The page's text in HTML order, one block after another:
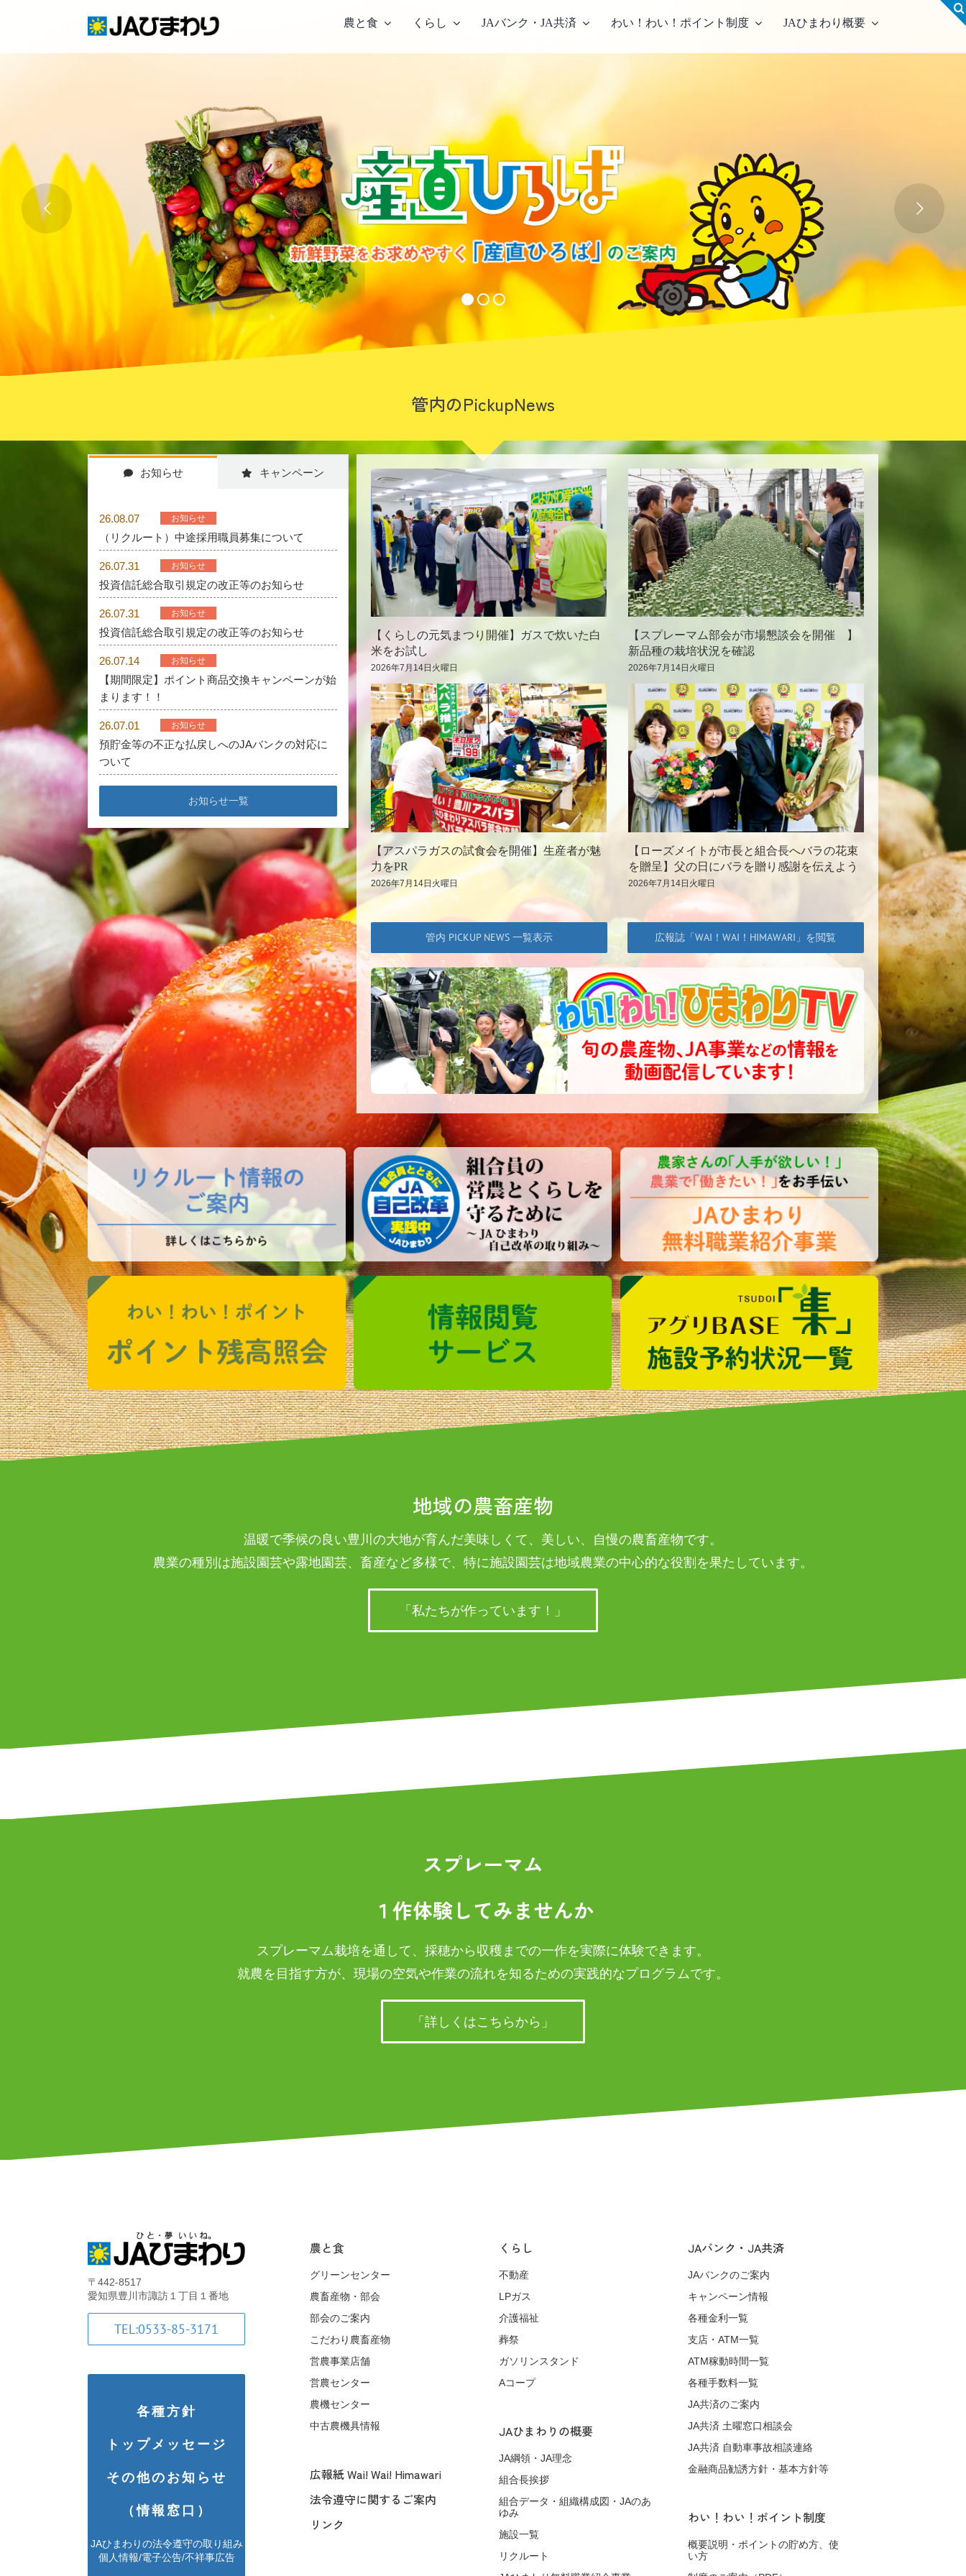
content
農と食
産直店舗のご案内
農産物直売事業とは
生産履歴WEBシステム
こだわり農畜産物 営農資材センター
営農センター
農機センター
中古農機具情報
くらし JAバンク・JA共済 わい！わい！ポイント制度 JAひまわり概要
管内のPickupNews
お知らせ キャンペーン
26.08.07 お知らせ
（リクルート）中途採用職員募集について
26.07.31 お知らせ
投資信託総合取引規定の改正等のお知らせ
26.07.31 お知らせ
投資信託総合取引規定の改正等のお知らせ
26.07.14 お知らせ
【期間限定】ポイント商品交換キャンペーンが始
まります！！
26.07.01 お知らせ
預貯金等の不正な払戻しへのJAバンクの対応に
ついて
お知らせ一覧
【くらしの元気まつり開催】ガスで炊いた白
米をお試し
2026年7月14日火曜日
【スプレーマム部会が市場懇談会を開催 】
新品種の栽培状況を確認
2026年7月14日火曜日
【アスパラガスの試食会を開催】生産者が魅
力をPR
2026年7月14日火曜日
【ローズメイトが市長と組合長へバラの花束
を贈呈】父の日にバラを贈り感謝を伝えよう
2026年7月14日火曜日
管内 PICKUP NEWS 一覧表示 広報誌「WAI！WAI！HIMAWARI」を閲覧
地域の農畜産物
温暖で季候の良い豊川の大地が育んだ美味しくて、美しい、自慢の農畜産物です。
農業の種別は施設園芸や露地園芸、畜産など多様で、特に施設園芸は地域農業の中心的な役割を果たしています。
「私たちが作っています！」
スプレーマム
１作体験してみませんか
スプレーマム栽培を通して、採穂から収穫までの一作を実際に体験できます。
就農を目指す方が、現場の空気や作業の流れを知るための実践的なプログラムです。
「詳しくはこちらから」
〒442-8517
愛知県豊川市諏訪１丁目１番地
TEL:0533-85-3171
各種方針
トップメッセージ
その他のお知らせ
（情報窓口）
JAひまわりの法令遵守の取り組み
個人情報/電子公告/不祥事広告
農と食
グリーンセンター
農畜産物・部会
部会のご案内
こだわり農畜産物
営農事業店舗
営農センター
農機センター
中古農機具情報
広報紙 Wai! Wai! Himawari
法令遵守に関するご案内
リンク
くらし
不動産
LPガス
介護福祉
葬祭
ガソリンスタンド
Aコープ
JAひまわりの概要
JA綱領・JA理念
組合長挨拶
組合データ・組織構成図・JAのあ
ゆみ
施設一覧
リクルート
JAバンク・JA共済
JAバンクのご案内
キャンペーン情報
各種金利一覧
支店・ATM一覧
ATM稼動時間一覧
各種手数料一覧
JA共済のご案内
JA共済 土曜窓口相談会
JA共済 自動車事故相談連絡
金融商品勧誘方針・基本方針等
わい！わい！ポイント制度
概要説明・ポイントの貯め方、使
い方